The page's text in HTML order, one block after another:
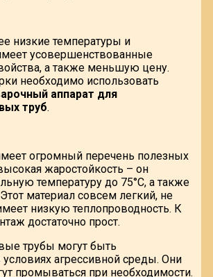
низкие температуры и
усовершенствованные
а также меньшую цену.
необходимо использовать
аппарат для
труб.
огромный перечень полезных
жаростойкость – он
температуру до 75°С, а также
материал совсем легкий, не
низкую теплопроводность. К
достаточно прост.
трубы могут быть
агрессивной среды. Они
промываться при необходимости.